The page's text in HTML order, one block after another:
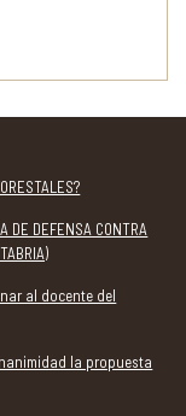
DE DEFENSA CONTRA
al docente del
la propuesta